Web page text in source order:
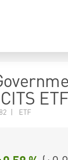
| ETF